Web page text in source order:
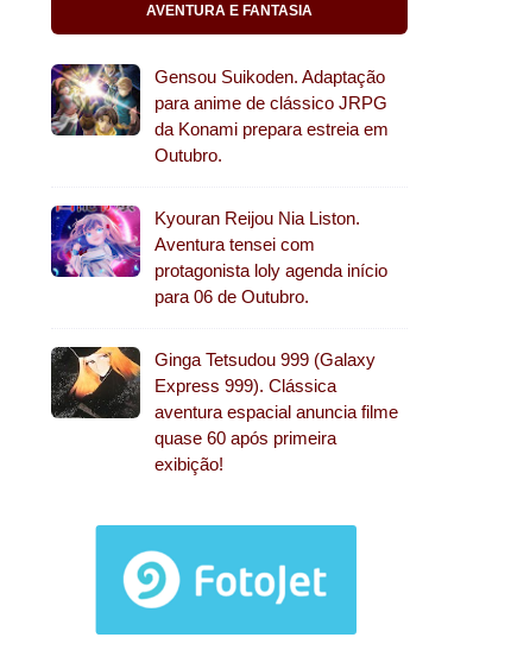
AVENTURA E FANTASIA
Gensou Suikoden. Adaptação
para anime de clássico JRPG
da Konami prepara estreia em
Outubro.
Kyouran Reijou Nia Liston.
Aventura tensei com
protagonista loly agenda início
para 06 de Outubro.
Ginga Tetsudou 999 (Galaxy
Express 999). Clássica
aventura espacial anuncia filme
quase 60 após primeira
exibição!